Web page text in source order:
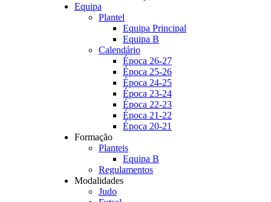
Equipa
Plantel
Equipa Principal
Equipa B
Calendário
Época 26-27
Época 25-26
Época 24-25
Época 23-24
Época 22-23
Época 21-22
Época 20-21
Formação
Planteis
Equipa B
Regulamentos
Modalidades
Judo